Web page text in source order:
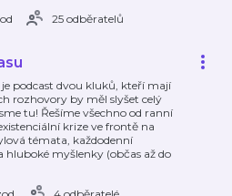
25 odběratelů
podcast dvou kluků, kteří mají
rozhovory by měl slyšet celý
tu! Řešíme všechno od ranní
krize ve frontě na
témata, každodenní
hluboké myšlenky (občas až do
4 odběratelé